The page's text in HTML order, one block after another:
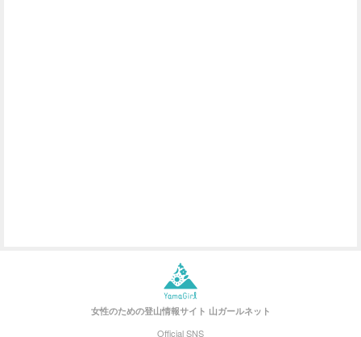
女性のための登山情報サイト 山ガールネット
Official SNS